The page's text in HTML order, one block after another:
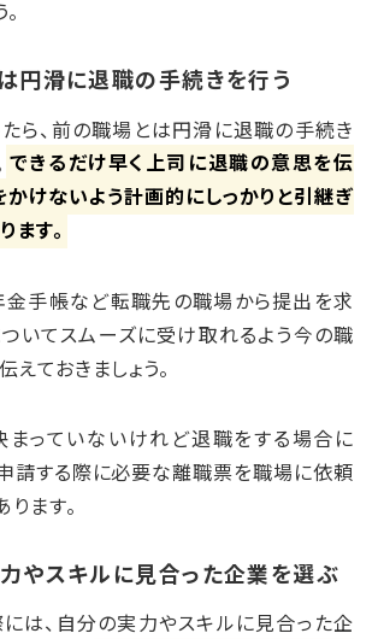
円滑に退職の手続きを行う
ら、前の職場とは円滑に退職の手続き
できるだけ早く上司に退職の意思を伝
かけないよう計画的にしっかりと引継ぎ
ます。
手帳など転職先の職場から提出を求
いてスムーズに受け取れるよう今の職
ておきましょう。
っていないけれど退職をする場合に
請する際に必要な離職票を職場に依頼
ます。
やスキルに見合った企業を選ぶ
は、自分の実力やスキルに見合った企